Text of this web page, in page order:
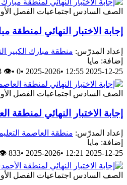
الصف السادس اجتماعيات الفصل
إجابة الاختبار النهائي لمنطقة
إعداد المدرّس: منطقة مبارك الكبير
إضافة: مايا
2025-12-25 12:55
•
2025-2026
•
0
•
👁 673
الصف السادس اجتماعيات الفصل
إجابة الاختبار النهائي لمنطقة
إعداد المدرّس: منطقة العاصمة
إضافة: مايا
2025-12-25 12:21
•
2025-2026
•
👁 833
الصف السادس اجتماعيات الفصل